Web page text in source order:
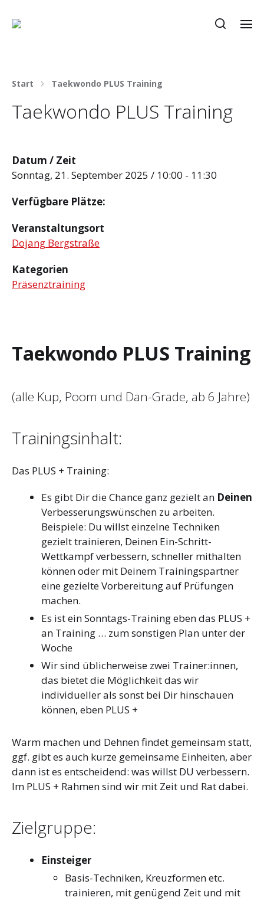
Start Taekwondo PLUS Training
Taekwondo PLUS Training
Datum / Zeit
Sonntag, 21. September 2025 / 10:00 - 11:30
Verfügbare Plätze:
Veranstaltungsort
Dojang Bergstraße
Kategorien
Präsenztraining
Taekwondo PLUS Training
(alle Kup, Poom und Dan-Grade, ab 6 Jahre)
Trainingsinhalt:
Das PLUS + Training:
Es gibt Dir die Chance ganz gezielt an Deinen
Verbesserungswünschen zu arbeiten.
Beispiele: Du willst einzelne Techniken
gezielt trainieren, Deinen Ein-Schritt-
Wettkampf verbessern, schneller mithalten
können oder mit Deinem Trainingspartner
eine gezielte Vorbereitung auf Prüfungen
machen.
Es ist ein Sonntags-Training eben das PLUS +
an Training … zum sonstigen Plan unter der
Woche
Wir sind üblicherweise zwei Trainer:innen,
das bietet die Möglichkeit das wir
individueller als sonst bei Dir hinschauen
können, eben PLUS +
Warm machen und Dehnen findet gemeinsam statt,
ggf. gibt es auch kurze gemeinsame Einheiten, aber
dann ist es entscheidend: was willst DU verbessern.
Im PLUS + Rahmen sind wir mit Zeit und Rat dabei.
Zielgruppe:
Einsteiger
Basis-Techniken, Kreuzformen etc.
trainieren, mit genügend Zeit und mit